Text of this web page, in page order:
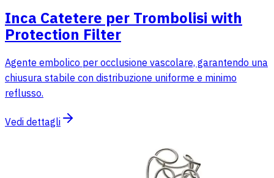
Inca Catetere per Trombolisi with
Protection Filter
Agente embolico per occlusione vascolare, garantendo una
chiusura stabile con distribuzione uniforme e minimo
reflusso.
Vedi dettagli